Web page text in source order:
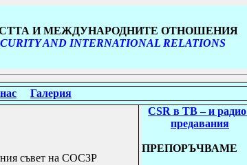
И МЕЖДУНАРОДНИТЕ ОТНОШЕНИЯ
AND INTERNATIONAL RELATIONS
Галерия
съвет на СОСЗР
CSR в ТВ – и радио
предавания
ПРЕПОРЪЧВАМЕ